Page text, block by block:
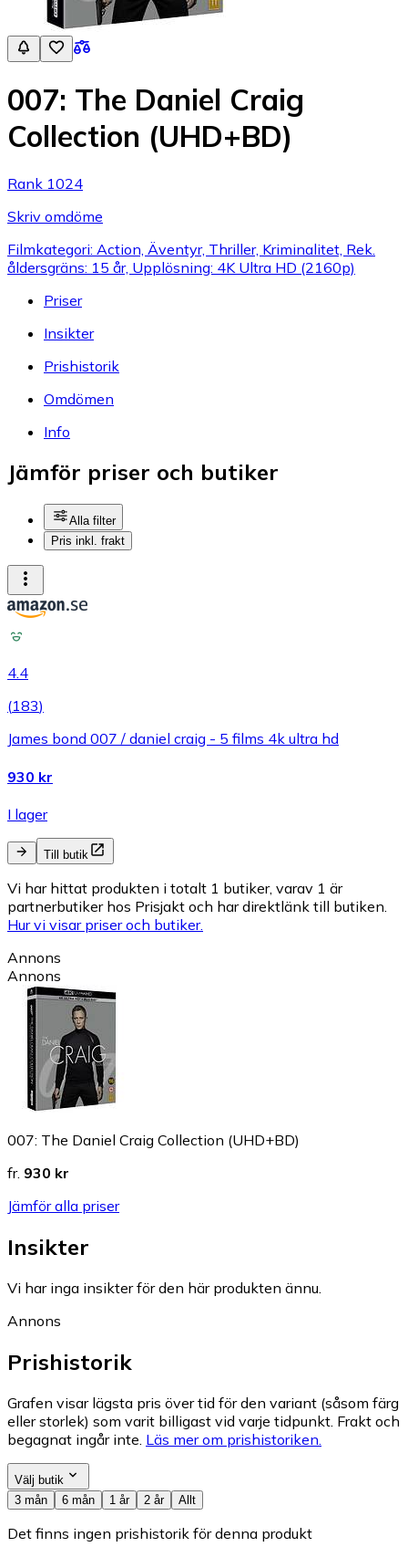
007: The Daniel Craig
Collection (UHD+BD)
Rank 1024
Skriv omdöme
Filmkategori: Action, Äventyr, Thriller, Kriminalitet, Rek.
åldersgräns: 15 år, Upplösning: 4K Ultra HD (2160p)
Priser
Insikter
Prishistorik
Omdömen
Info
Jämför priser och butiker
Alla filter
Pris inkl. frakt
4.4
(183)
James bond 007 / daniel craig - 5 films 4k ultra hd
930 kr
I lager
Till butik
Vi har hittat produkten i totalt 1 butiker, varav 1 är
partnerbutiker hos Prisjakt och har direktlänk till butiken.
Hur vi visar priser och butiker.
Annons
Annons
007: The Daniel Craig Collection (UHD+BD)
fr. 930 kr
Jämför alla priser
Insikter
Vi har inga insikter för den här produkten ännu.
Annons
Prishistorik
Grafen visar lägsta pris över tid för den variant (såsom färg
eller storlek) som varit billigast vid varje tidpunkt. Frakt och
begagnat ingår inte. Läs mer om prishistoriken.
Välj butik
3 mån
6 mån 1 år 2 år Allt
Det finns ingen prishistorik för denna produkt